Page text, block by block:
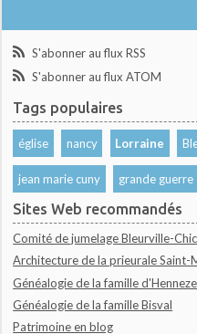
S'abonner au flux RSS
S'abonner au flux ATOM
Tags populaires
église nancy Lorraine
jean marie cuny grande guerre
Sites Web recommandés
Comité de jumelage Bleurville-
Architecture de la prieurale Saint-
Généalogie de la famille
Généalogie de la famille Bisval
Patrimoine en blog